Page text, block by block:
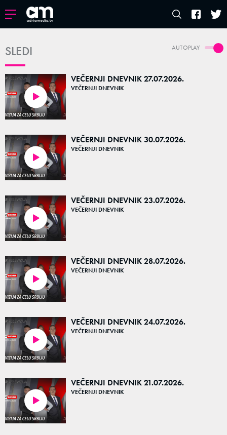
AUTOPLAY
SLEDI
VEČERNJI DNEVNIK 27.07.2026.
VEČERNJI DNEVNIK
VEČERNJI DNEVNIK 30.07.2026.
VEČERNJI DNEVNIK
VEČERNJI DNEVNIK 23.07.2026.
VEČERNJI DNEVNIK
VEČERNJI DNEVNIK 28.07.2026.
VEČERNJI DNEVNIK
VEČERNJI DNEVNIK 24.07.2026.
VEČERNJI DNEVNIK
VEČERNJI DNEVNIK 21.07.2026.
VEČERNJI DNEVNIK